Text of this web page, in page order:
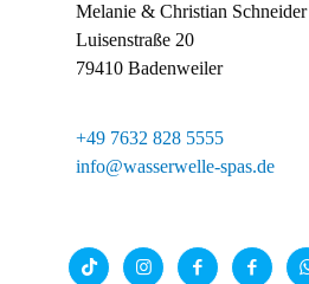
Melanie & Christian Schneider
Luisenstraße 20
79410 Badenweiler
+49 7632 828 5555
info@wasserwelle-spas.de